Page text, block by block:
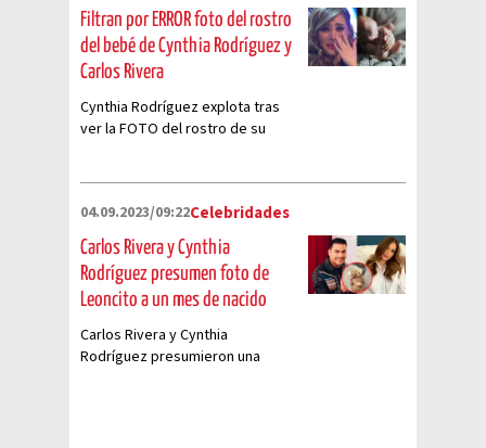
Filtran por ERROR foto del rostro
del bebé de Cynthia Rodríguez y
Carlos Rivera
Cynthia Rodríguez explota tras
ver la FOTO del rostro de su
04.09.2023/09:22Celebridades
Carlos Rivera y Cynthia
Rodríguez presumen foto de
Leoncito a un mes de nacido
Carlos Rivera y Cynthia
Rodríguez presumieron una